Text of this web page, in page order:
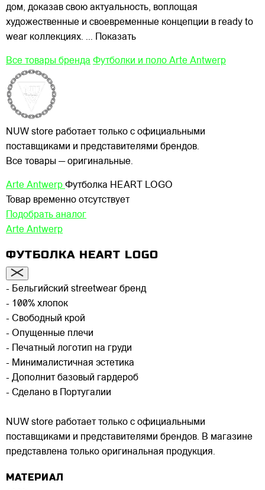
дом, доказав свою актуальность, воплощая
художественные и своевременные концепции в ready to
wear коллекциях. ... Показать
Все товары бренда Футболки и поло Arte Antwerp
NUW store работает только с официальными
поставщиками и представителями брендов.
Все товары — оригинальные.
Arte Antwerp Футболка HEART LOGO
Товар временно отсутствует
Подобрать аналог
Arte Antwerp
ФУТБОЛКА HEART LOGO
- Бельгийский streetwear бренд
- 100% хлопок
- Свободный крой
- Опущенные плечи
- Печатный логотип на груди
- Минималистичная эстетика
- Дополнит базовый гардероб
- Сделано в Португалии
NUW store работает только с официальными
поставщиками и представителями брендов. В магазине
представлена только оригинальная продукция.
МАТЕРИАЛ